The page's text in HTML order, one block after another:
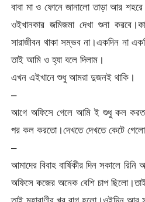
বাবা মা ও ফোনে জানালো তাড়া আর
ওইখানকার জমিজমা দেখা শুনা
সারাজীবন থাকা সম্ভব না।একদিন না
তাই আমি ও হ্যা বলে দিলাম।
এখন এইখানে শুধু আমরা দুজনই থাকি।
–
আগে অফিসে গেলে আমি ই শুধু কল
পর কল করতো।দেখতে দেখতে কেটে
–
আমাদের বিবাহ বার্ষিকীর দিন সকালে
অফিসে কজের অনেক বেশি চাপ